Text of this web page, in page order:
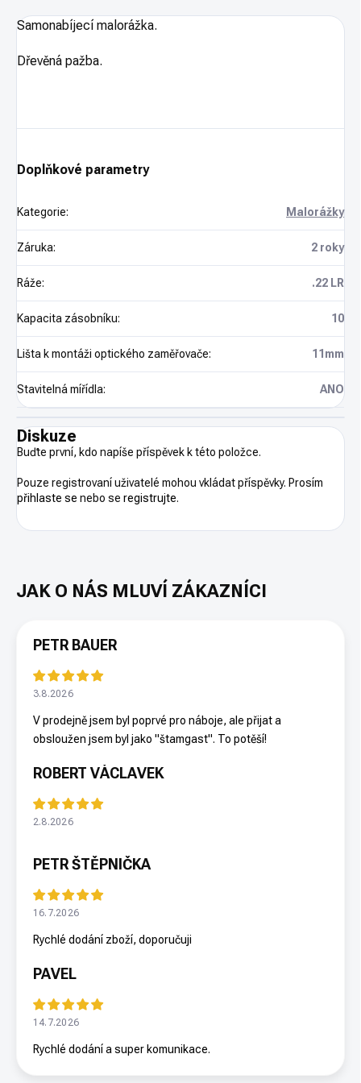
Samonabíjecí malorážka.
Dřevěná pažba.
Doplňkové parametry
Kategorie: Malorážky
Záruka: 2 roky
Ráže: .22 LR
Kapacita zásobníku: 10
Lišta k montáži optického zaměřovače: 11mm
Stavitelná mířídla: ANO
Diskuze
Buďte první, kdo napíše příspěvek k této položce.
Pouze registrovaní uživatelé mohou vkládat příspěvky. Prosím
přihlaste se nebo se registrujte.
PETR BAUER
3.8.2026
V prodejně jsem byl poprvé pro náboje, ale přijat a
obsloužen jsem byl jako "štamgast". To potěší!
ROBERT VÁCLAVEK
2.8.2026
PETR ŠTĚPNIČKA
16.7.2026
Rychlé dodání zboží, doporučuji
PAVEL
14.7.2026
Rychlé dodání a super komunikace.